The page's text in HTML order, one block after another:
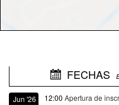
FECHAS
Jun '26 12:00 Apertura de